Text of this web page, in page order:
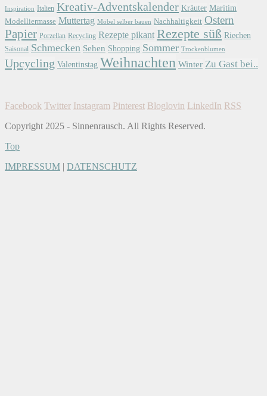
Inspiration Italien Kreativ-Adventskalender Kräuter Maritim
Modelliermasse Muttertag Möbel selber bauen Nachhaltigkeit Ostern
Papier Porzellan Recycling Rezepte pikant Rezepte süß Riechen
Saisonal Schmecken Sehen Shopping Sommer Trockenblumen
Upcycling Valentinstag Weihnachten Winter Zu Gast bei..
Facebook Twitter Instagram Pinterest Bloglovin LinkedIn RSS
Copyright 2025 - Sinnenrausch. All Rights Reserved.
Top
IMPRESSUM | DATENSCHUTZ